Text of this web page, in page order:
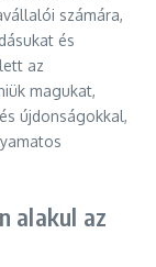
számára,
és
az
magukat,
újdonságokkal,
alakul az